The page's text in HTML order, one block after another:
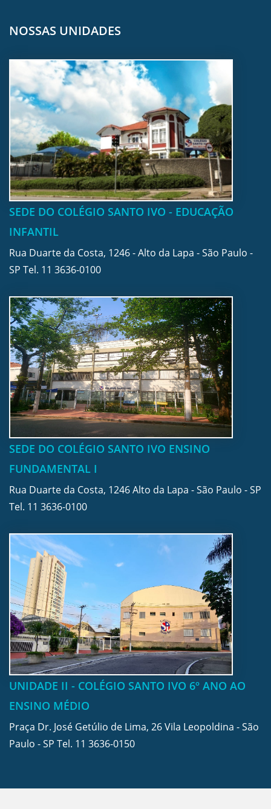
NOSSAS UNIDADES
SEDE DO COLÉGIO SANTO IVO - EDUCAÇÃO
INFANTIL
Rua Duarte da Costa, 1246 - Alto da Lapa - São Paulo -
SP Tel. 11 3636-0100
SEDE DO COLÉGIO SANTO IVO ENSINO
FUNDAMENTAL I
Rua Duarte da Costa, 1246 Alto da Lapa - São Paulo - SP
Tel. 11 3636-0100
UNIDADE II - COLÉGIO SANTO IVO 6º ANO AO
ENSINO MÉDIO
Praça Dr. José Getúlio de Lima, 26 Vila Leopoldina - São
Paulo - SP Tel. 11 3636-0150